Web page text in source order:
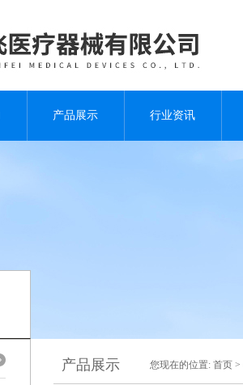
产品展示 行业资讯
产品展示 您现在的位置: 首页 >